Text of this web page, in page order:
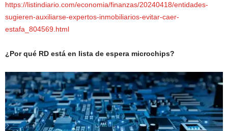
https://listindiario.com/economia/finanzas/20240418/entidades-
sugieren-auxiliarse-expertos-inmobiliarios-evitar-caer-
estafa_804569.html
¿Por qué RD está en lista de espera microchips?